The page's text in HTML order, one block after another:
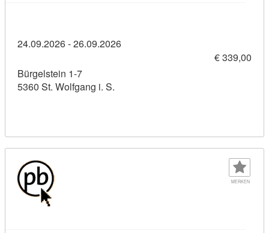
24.09.2026 - 26.09.2026
€ 339,00
Bürgelstein 1-7
5360 St. Wolfgang i. S.
MERKEN